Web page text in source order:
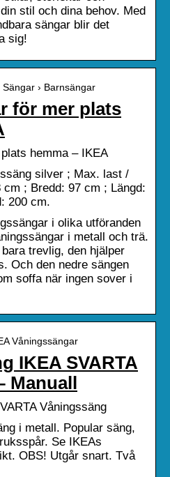
stil och dina behov. Med
sängar blir det
sig!
› Barnsängar
för mer plats
hemma – IKEA
silver ; Max. last /
; Bredd: 97 cm ; Längd:
200 cm.
i olika utföranden
i metall och trä.
trevlig, den hjälper
Och den nedre sängen
soffa när ingen sover i
Våningssängar
IKEA SVARTA
Manuall
Våningssäng
i metall. Popular säng,
Se IKEAs
OBS! Utgår snart. Två